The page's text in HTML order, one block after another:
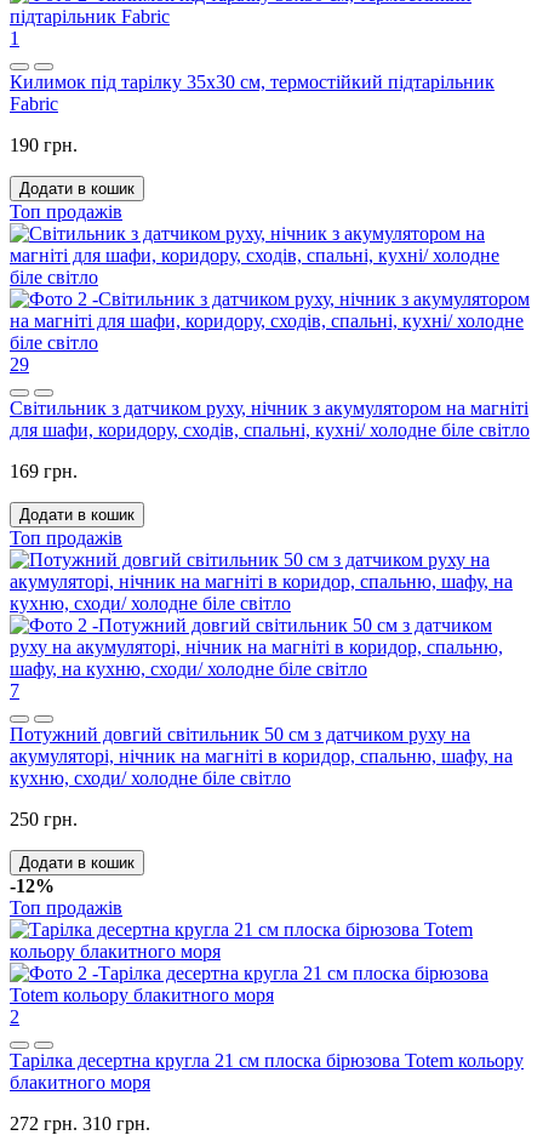
1
Килимок під тарілку 35x30 см, термостійкий підтарільник
Fabric
190 грн.
Додати в кошик
Топ продажів
29
Світильник з датчиком руху, нічник з акумулятором на магніті
для шафи, коридору, сходів, спальні, кухні/ холодне біле світло
169 грн.
Додати в кошик
Топ продажів
7
Потужний довгий світильник 50 см з датчиком руху на
акумуляторі, нічник на магніті в коридор, спальню, шафу, на
кухню, сходи/ холодне біле світло
250 грн.
Додати в кошик
-12%
Топ продажів
2
Тарілка десертна кругла 21 см плоска бірюзова Totem кольору
блакитного моря
272 грн. 310 грн.